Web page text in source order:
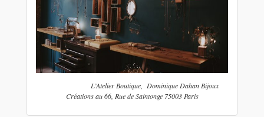
L’Atelier Boutique, Dominique Dahan Bijoux
Créations au 66, Rue de Saintonge 75003 Paris